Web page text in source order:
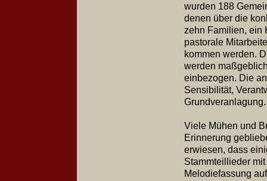
wurden 188
denen über die
zehn Familien, ein
pastorale
kommen werden.
werden
einbezogen. Die
Sensibilität,
Grundveranlagung.
Viele Mühen und
Erinnerung
erwiesen, dass
Stammteillieder
Melodiefassung